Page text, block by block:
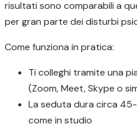
risultati sono comparabili a
per gran parte dei disturbi
Come funziona in pratica:
Ti colleghi tramite una
(Zoom, Meet, Skype o
La seduta dura circa
come in studio